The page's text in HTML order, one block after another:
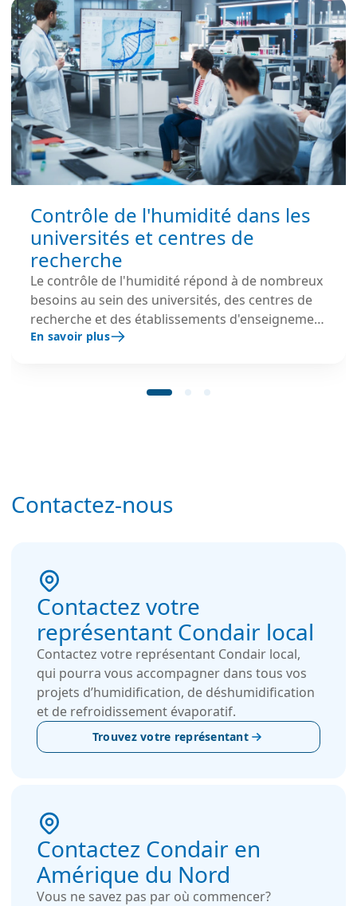
Contrôle de l'humidité dans les
universités et centres de
recherche
Le contrôle de l'humidité répond à de nombreux
besoins au sein des universités, des centres de
recherche et des établissements d'enseignement
supérieur. Il contribue à maintenir des conditions
collections, archives et équipements sensibles.
En savoir plus
Contactez-nous
Contactez votre
représentant Condair local
Contactez votre représentant Condair local,
qui pourra vous accompagner dans tous vos
projets d’humidification, de déshumidification
et de refroidissement évaporatif.
Trouvez votre représentant
Contactez Condair en
Amérique du Nord
Vous ne savez pas par où commencer?